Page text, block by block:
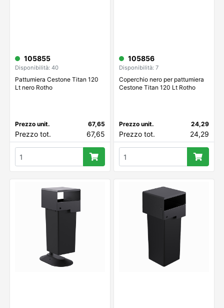
105855
Disponibilità: 40
Pattumiera Cestone Titan 120
Lt nero Rotho
Prezzo unit. 67,65
Prezzo tot. 67,65
105856
Disponibilità: 7
Coperchio nero per pattumiera
Cestone Titan 120 Lt Rotho
Prezzo unit. 24,29
Prezzo tot. 24,29